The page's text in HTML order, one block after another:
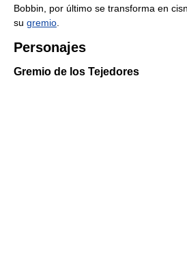
Bobbin, por último se transforma en
su gremio
Personajes
Gremio de los Tejedores